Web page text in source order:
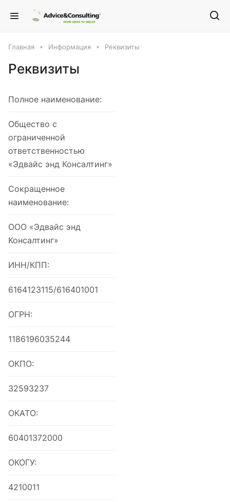
Главная Информация Реквизиты
Реквизиты
Полное наименование:
Общество с
ограниченной
ответственностью
«Эдвайс энд Консалтинг»
Сокращенное
наименование:
ООО «Эдвайс энд
Консалтинг»
ИНН/КПП:
6164123115/616401001
ОГРН:
1186196035244
ОКПО:
32593237
ОКАТО:
60401372000
ОКОГУ:
4210011